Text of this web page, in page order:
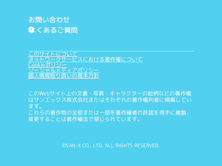
お問い合わせ
?
よくあるご質問
このサイトについて
ネットワークサービスにおける著作権について
Cookieポリシー
ソーシャルメディアポリシー
個人情報取り扱いの基本方針
このWebサイト上の文書・写真・キャラクターの絵柄などの著作権
はサンエックス株式会社またはそれぞれの著作権利者に帰属してい
ます。
これらの著作物の全部または一部を著作権者の許諾を得ずに複製、
変更することは著作権法で禁じられています。
©SAN-X CO., LTD. ALL RIGHTS RESERVED.